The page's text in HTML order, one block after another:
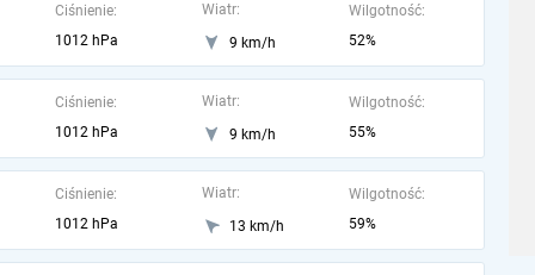
Ciśnienie:
1012 hPa
Wiatr:
9 km/h
Wilgotność:
52%
Ciśnienie:
1012 hPa
Wiatr:
9 km/h
Wilgotność:
55%
Ciśnienie:
1012 hPa
Wiatr:
13 km/h
Wilgotność:
59%